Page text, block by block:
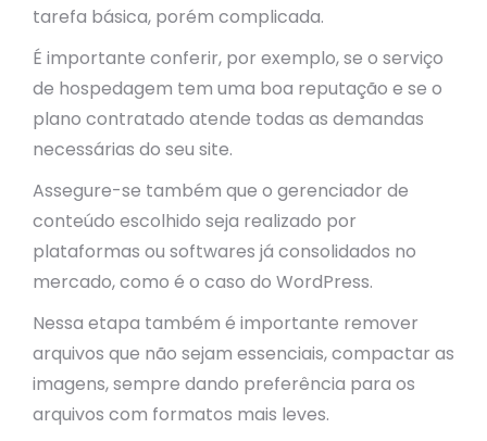
tarefa básica, porém complicada.
É importante conferir, por exemplo, se o serviço
de hospedagem tem uma boa reputação e se o
plano contratado atende todas as demandas
necessárias do seu site.
Assegure-se também que o gerenciador de
conteúdo escolhido seja realizado por
plataformas ou softwares já consolidados no
mercado, como é o caso do WordPress.
Nessa etapa também é importante remover
arquivos que não sejam essenciais, compactar as
imagens, sempre dando preferência para os
arquivos com formatos mais leves.